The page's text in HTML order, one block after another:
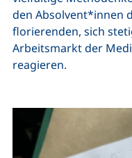
den Absolvent*innen
florierenden, sich
Arbeitsmarkt der
reagieren.